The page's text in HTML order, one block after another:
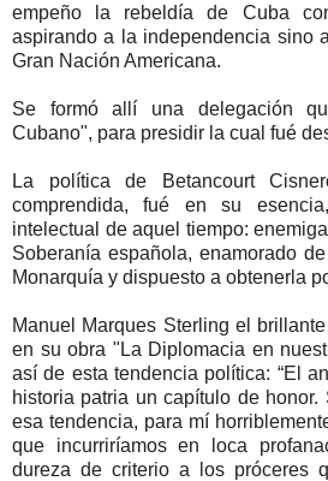
empeño la rebeldía de Cuba
aspirando a la independencia sino
Gran Nación Americana.
Se formó allí una delegación
Cubano", para presidir la cual fué
La política de Betancourt
comprendida, fué en su
intelectual de aquel tiempo:
Soberanía española, enamorado
Monarquía y dispuesto a obtenerla
Manuel Marques Sterling el
en su obra "La Diplomacia en
así de esta tendencia política: “El
historia patria un capítulo de
esa tendencia, para mí
que incurriríamos en loca
dureza de criterio a los próceres